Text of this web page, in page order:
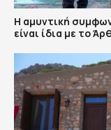
Η αμυντική
είναι ίδια με το